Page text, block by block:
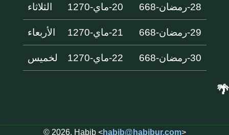
28-رمضان-668 20-ماي-1270 الثلاثاء
29-رمضان-668 21-ماي-1270 الأربعاء
30-رمضان-668 22-ماي-1270 لخميس
🌴
© 2026, Habib <habib@habibur.com>